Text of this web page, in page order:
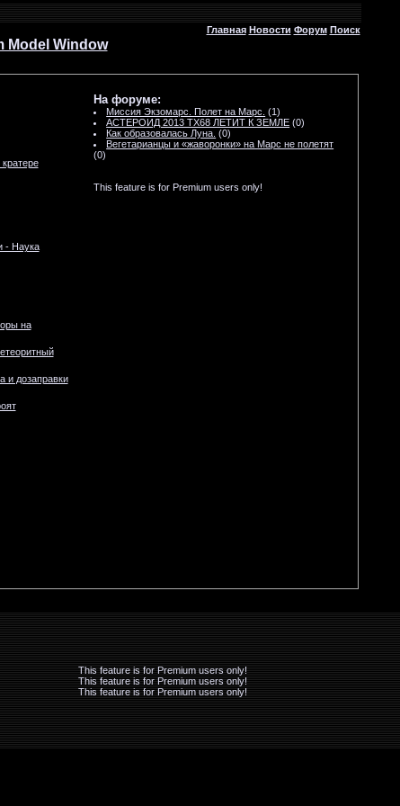
Главная Новости Форум Поиск
Model Window
- Наука
на
и дозаправки
На форуме:
Миссия Экзомарс. Полет на Марс. (1)
АСТЕРОИД 2013 TX68 ЛЕТИТ К ЗЕМЛЕ (0)
Как образовалась Луна. (0)
Вегетарианцы и «жаворонки» на Марс не полетят
(0)
This feature is for Premium users only!
This feature is for Premium users only!
This feature is for Premium users only!
This feature is for Premium users only!